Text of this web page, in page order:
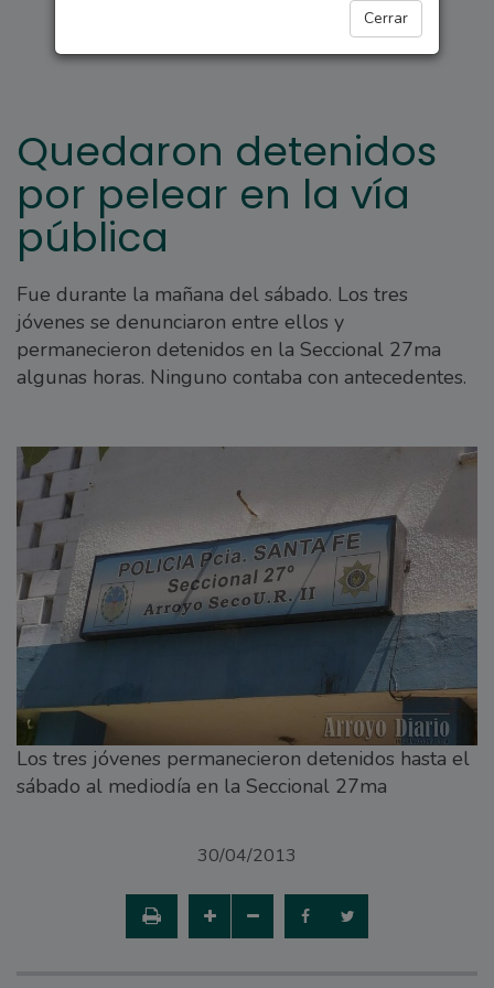
Cerrar
Quedaron detenidos
por pelear en la vía
pública
Fue durante la mañana del sábado. Los tres
jóvenes se denunciaron entre ellos y
permanecieron detenidos en la Seccional 27ma
algunas horas. Ninguno contaba con antecedentes.
Los tres jóvenes permanecieron detenidos hasta el
sábado al mediodía en la Seccional 27ma
30/04/2013